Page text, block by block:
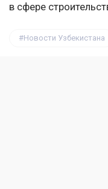
в сфере
Новости Узбекистана